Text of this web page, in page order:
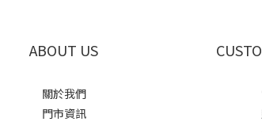
ABOUT US
關於我們
門市資訊